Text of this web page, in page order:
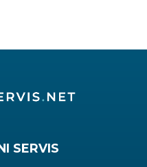
SERVIS